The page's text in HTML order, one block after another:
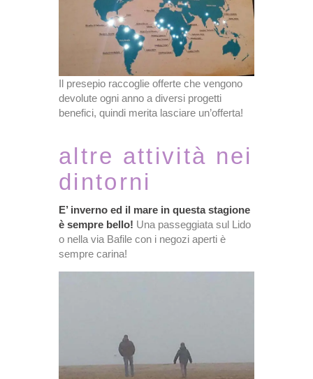
Il presepio raccoglie offerte che vengono
devolute ogni anno a diversi progetti
benefici, quindi merita lasciare un’offerta!
altre attività nei
dintorni
E’ inverno ed il mare in questa stagione
è sempre bello! Una passeggiata sul Lido
o nella via Bafile con i negozi aperti è
sempre carina!